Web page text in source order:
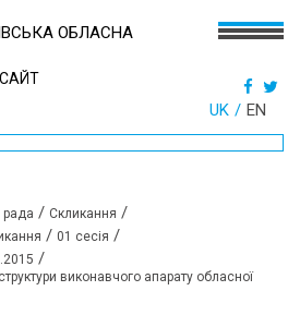
ОБЛАСНА
UK EN
рада / Скликання /
/ 01 сесія /
/
виконавчого апарату обласної